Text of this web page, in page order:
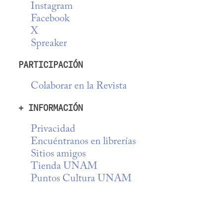
Instagram
Facebook
X
Spreaker
PARTICIPACIÓN
Colaborar en la Revista
+ INFORMACIÓN
Privacidad
Encuéntranos en librerías
Sitios amigos
Tienda UNAM
Puntos Cultura UNAM